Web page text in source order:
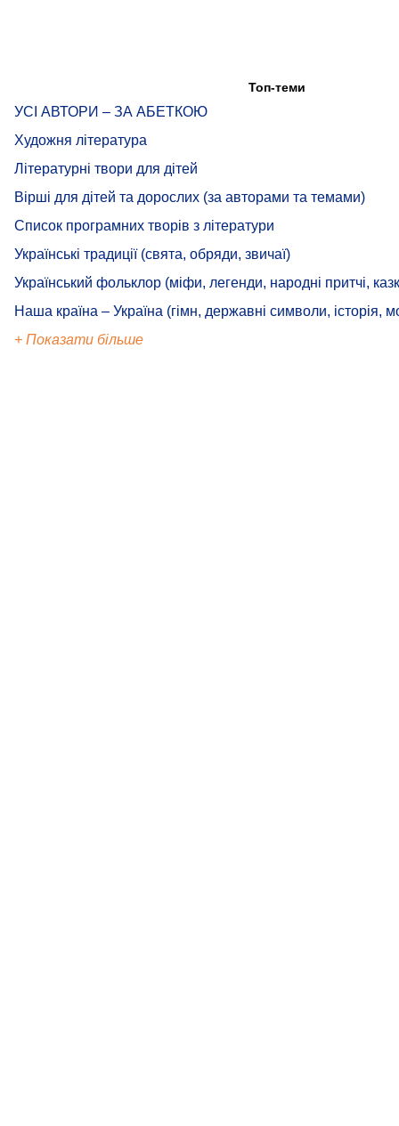
Топ-теми
УСІ АВТОРИ – ЗА АБЕТКОЮ
Художня література
Літературні твори для дітей
Вірші для дітей та дорослих (за авторами та темами)
Список програмних творів з літератури
Українські традиції (свята, обряди, звичаї)
Український фольклор (міфи, легенди, народні притчі,
Наша країна – Україна (гімн, державні символи, історія,
+ Показати більше